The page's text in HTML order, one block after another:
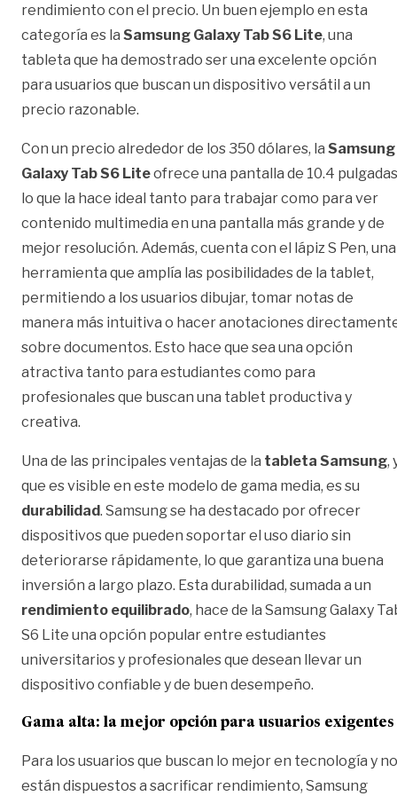
rendimiento con el precio. Un buen ejemplo en esta
categoría es la Samsung Galaxy Tab S6 Lite, una
tableta que ha demostrado ser una excelente opción
para usuarios que buscan un dispositivo versátil a un
precio razonable.
Con un precio alrededor de los 350 dólares, la Samsung
Galaxy Tab S6 Liteofrece una pantalla de 10.4
lo que la hace ideal tanto para trabajar como para ver
contenido multimedia en una pantalla más grande y de
mejor resolución. Además, cuenta con el lápiz S Pen, una
herramienta que amplía las posibilidades de la tablet,
permitiendo a los usuarios dibujar, tomar notas de
manera más intuitiva o hacer anotaciones
sobre documentos. Esto hace que sea una opción
atractiva tanto para estudiantes como para
profesionales que buscan una tablet productiva y
creativa.
Una de las principales ventajas de la tableta Samsung,
que es visible en este modelo de gama media, es su
durabilidad. Samsung se ha destacado por ofrecer
dispositivos que pueden soportar el uso diario sin
deteriorarse rápidamente, lo que garantiza una buena
inversión a largo plazo. Esta durabilidad, sumada a un
rendimiento equilibrado, hace de la Samsung Galaxy
S6 Lite una opción popular entre estudiantes
universitarios y profesionales que desean llevar un
dispositivo confiable y de buen desempeño.
Gama alta: la mejor opción para usuarios exigentes
Para los usuarios que buscan lo mejor en tecnología y no
están dispuestos a sacrificar rendimiento, Samsung